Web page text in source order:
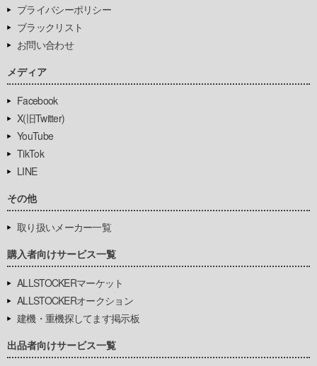
プライバシーポリシー
ブラックリスト
お問い合わせ
メディア
Facebook
X(旧Twitter)
YouTube
TikTok
LINE
その他
取り扱いメーカー一覧
購入者向けサービス一覧
ALLSTOCKERマーケット
ALLSTOCKERオークション
建機・重機探してます掲示板
出品者向けサービス一覧